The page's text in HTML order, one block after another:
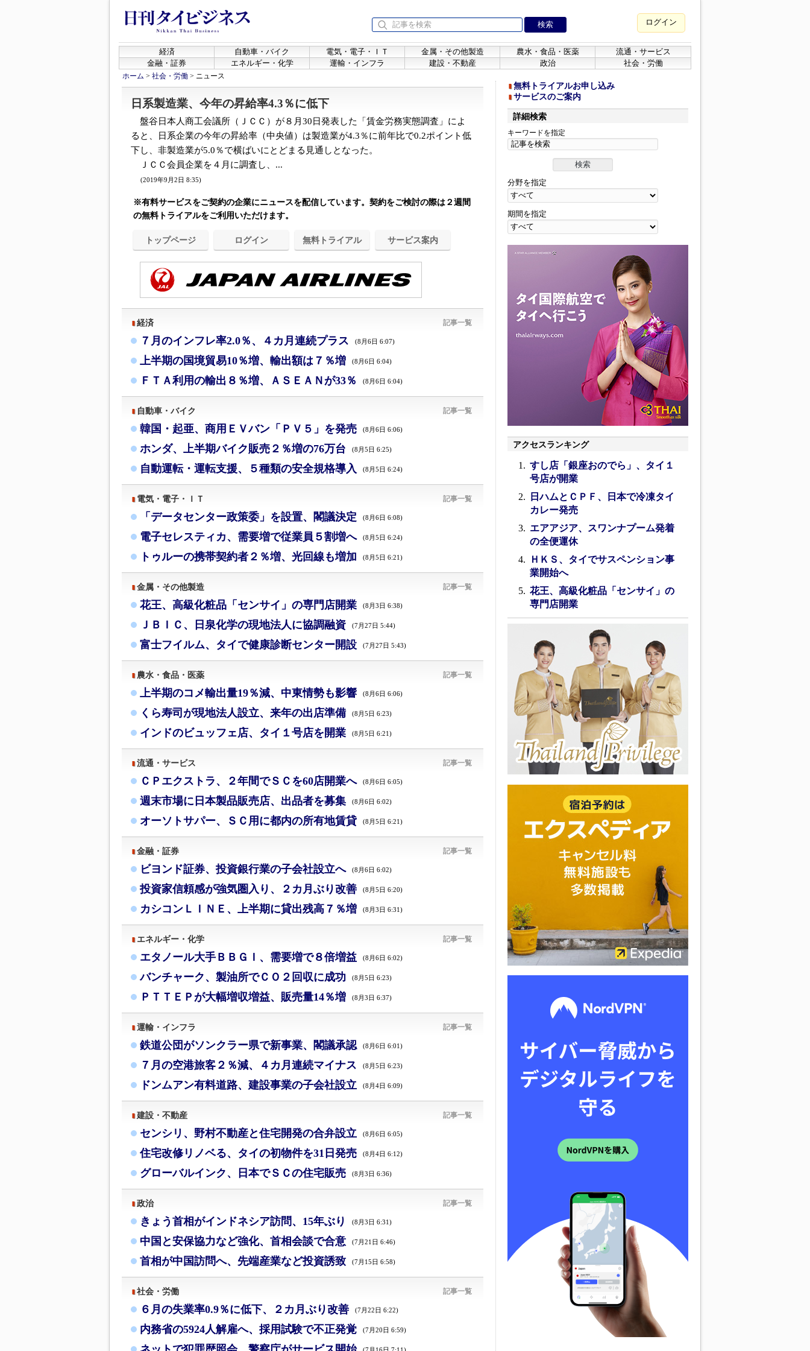
ログイン
経済 自動車・バイク 電気・電子・ＩＴ 金属・その他製造 農水・食品・医薬
流通・サービス
金融・証券
エネルギー・化学 運輸・インフラ 建設・不動産 政治 社会・労働
ホーム > 社会・労働 > ニュース
日系製造業、今年の昇給率4.3％に低下
盤谷日本人商工会議所（ＪＣＣ）が８月30日発表した「賃金労務実態調査」によ
ると、日系企業の今年の昇給率（中央値）は製造業が4.3％に前年比で0.2ポイント低
下し、非製造業が5.0％で横ばいにとどまる見通しとなった。
ＪＣＣ会員企業を４月に調査し、...
(2019年9月2日 8:35)
※有料サービスをご契約の企業にニュースを配信しています。契約をご検討の際は２週間
の無料トライアルをご利用いただけます。
トップページ ログイン 無料トライアル サービス案内
経済 記事一覧
７月のインフレ率2.0％、４カ月連続プラス (8月6日 6:07)
上半期の国境貿易10％増、輸出額は７％増 (8月6日 6:04)
ＦＴＡ利用の輸出８％増、ＡＳＥＡＮが33％ (8月6日 6:04)
自動車・バイク 記事一覧
韓国・起亜、商用ＥＶバン「ＰＶ５」を発売 (8月6日 6:06)
ホンダ、上半期バイク販売２％増の76万台 (8月5日 6:25)
自動運転・運転支援、５種類の安全規格導入 (8月5日 6:24)
電気・電子・ＩＴ 記事一覧
「データセンター政策委」を設置、閣議決定 (8月6日 6:08)
電子セレスティカ、需要増で従業員５割増へ (8月5日 6:24)
トゥルーの携帯契約者２％増、光回線も増加 (8月5日 6:21)
金属・その他製造 記事一覧
花王、高級化粧品「センサイ」の専門店開業 (8月3日 6:38)
ＪＢＩＣ、日泉化学の現地法人に協調融資 (7月27日 5:44)
富士フイルム、タイで健康診断センター開設 (7月27日 5:43)
農水・食品・医薬 記事一覧
上半期のコメ輸出量19％減、中東情勢も影響 (8月6日 6:06)
くら寿司が現地法人設立、来年の出店準備 (8月5日 6:23)
インドのビュッフェ店、タイ１号店を開業 (8月5日 6:21)
流通・サービス 記事一覧
ＣＰエクストラ、２年間でＳＣを60店開業へ (8月6日 6:05)
週末市場に日本製品販売店、出品者を募集 (8月6日 6:02)
オーソトサパー、ＳＣ用に都内の所有地賃貸 (8月5日 6:21)
金融・証券 記事一覧
ビヨンド証券、投資銀行業の子会社設立へ (8月6日 6:02)
投資家信頼感が強気圏入り、２カ月ぶり改善 (8月5日 6:20)
カシコンＬＩＮＥ、上半期に貸出残高７％増 (8月3日 6:31)
エネルギー・化学 記事一覧
エタノール大手ＢＢＧＩ、需要増で８倍増益 (8月6日 6:02)
バンチャーク、製油所でＣＯ２回収に成功 (8月5日 6:23)
ＰＴＴＥＰが大幅増収増益、販売量14％増 (8月3日 6:37)
運輸・インフラ 記事一覧
鉄道公団がソンクラー県で新事業、閣議承認 (8月6日 6:01)
７月の空港旅客２％減、４カ月連続マイナス (8月5日 6:23)
ドンムアン有料道路、建設事業の子会社設立 (8月4日 6:09)
建設・不動産 記事一覧
センシリ、野村不動産と住宅開発の合弁設立 (8月6日 6:05)
住宅改修リノベる、タイの初物件を31日発売 (8月4日 6:12)
グローバルインク、日本でＳＣの住宅販売 (8月3日 6:36)
政治 記事一覧
きょう首相がインドネシア訪問、15年ぶり (8月3日 6:31)
中国と安保協力など強化、首相会談で合意 (7月21日 6:46)
首相が中国訪問へ、先端産業など投資誘致 (7月15日 6:58)
社会・労働 記事一覧
６月の失業率0.9％に低下、２カ月ぶり改善 (7月22日 6:22)
内務省の5924人解雇へ、採用試験で不正発覚 (7月20日 6:59)
無料トライアルお申し込み
サービスのご案内
詳細検索
キーワードを指定
分野を指定
期間を指定
アクセスランキング
すし店「銀座おのでら」、タイ１
号店が開業
日ハムとＣＰＦ、日本で冷凍タイ
カレー発売
エアアジア、スワンナプーム発着
の全便運休
ＨＫＳ、タイでサスペンション事
業開始へ
花王、高級化粧品「センサイ」の
専門店開業